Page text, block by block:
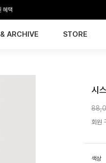
혜택
ARCHIVE STORE
시
회원
색상